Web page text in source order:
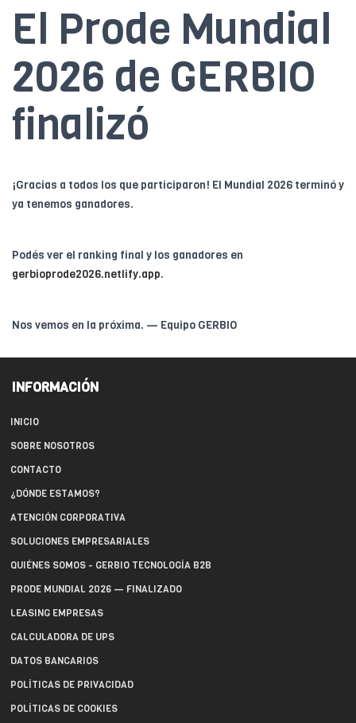
El Prode Mundial
2026 de GERBIO
finalizó
¡Gracias a todos los que participaron! El Mundial 2026 terminó y
ya tenemos ganadores.
Podés ver el ranking final y los ganadores en
gerbioprode2026.netlify.app.
Nos vemos en la próxima. — Equipo GERBIO
INFORMACIÓN
INICIO
SOBRE NOSOTROS
CONTACTO
¿DÓNDE ESTAMOS?
ATENCIÓN CORPORATIVA
SOLUCIONES EMPRESARIALES
QUIÉNES SOMOS - GERBIO TECNOLOGÍA B2B
PRODE MUNDIAL 2026 — FINALIZADO
LEASING EMPRESAS
CALCULADORA DE UPS
DATOS BANCARIOS
POLÍTICAS DE PRIVACIDAD
POLÍTICAS DE COOKIES